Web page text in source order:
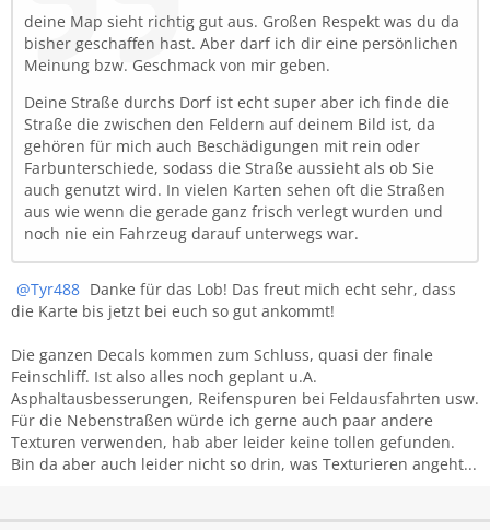
deine Map sieht richtig gut aus. Großen Respekt was du da
bisher geschaffen hast. Aber darf ich dir eine persönlichen
Meinung bzw. Geschmack von mir geben.
Deine Straße durchs Dorf ist echt super aber ich finde die
Straße die zwischen den Feldern auf deinem Bild ist, da
gehören für mich auch Beschädigungen mit rein oder
Farbunterschiede, sodass die Straße aussieht als ob Sie
auch genutzt wird. In vielen Karten sehen oft die Straßen
aus wie wenn die gerade ganz frisch verlegt wurden und
noch nie ein Fahrzeug darauf unterwegs war.
Tyr488 Danke für das Lob! Das freut mich echt sehr, dass
die Karte bis jetzt bei euch so gut ankommt!
Die ganzen Decals kommen zum Schluss, quasi der finale
Feinschliff. Ist also alles noch geplant u.A.
Asphaltausbesserungen, Reifenspuren bei Feldausfahrten usw.
Für die Nebenstraßen würde ich gerne auch paar andere
Texturen verwenden, hab aber leider keine tollen gefunden.
Bin da aber auch leider nicht so drin, was Texturieren angeht...